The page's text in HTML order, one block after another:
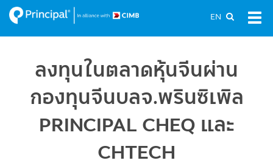
Skip
to
main
EN
ลงทุนในตลาดหุ้นจีนผ่าน
กองทุนจีนบลจ.พรินซิเพิล
PRINCIPAL CHEQ และ
CHTECH